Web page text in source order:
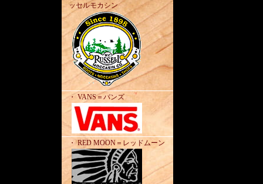
ッセルモカシン
・ VANS＝バンズ
・ RED MOON＝レッドムーン